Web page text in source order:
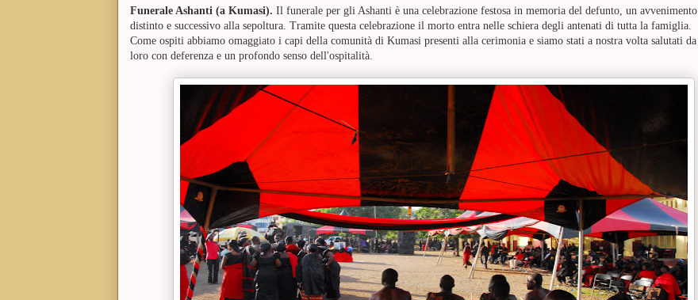
Funerale Ashanti (a Kumasi). Il funerale per gli Ashanti è una celebrazione festosa in memoria del defunto, un avvenimento
distinto e successivo alla sepoltura. Tramite questa celebrazione il morto entra nelle schiera degli antenati di tutta la famiglia.
Come ospiti abbiamo omaggiato i capi della comunità di Kumasi presenti alla cerimonia e siamo stati a nostra volta salutati da
loro con deferenza e un profondo senso dell'ospitalità.